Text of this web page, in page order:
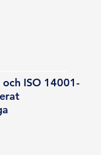
ISO 14001-